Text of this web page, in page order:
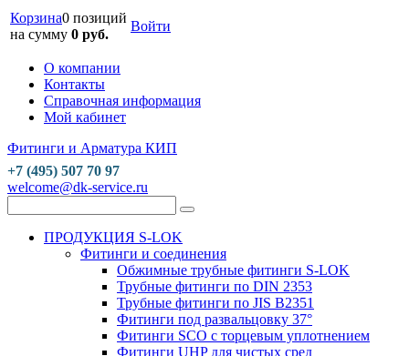
Корзина0 позиций
на сумму 0 руб.
Войти
О компании
Контакты
Справочная информация
Мой кабинет
Фитинги и Арматура КИП
+7 (495) 507 70 97
welcome@dk-service.ru
ПРОДУКЦИЯ S-LOK
Фитинги и соединения
Обжимные трубные фитинги S-LOK
Трубные фитинги по DIN 2353
Трубные фитинги по JIS B2351
Фитинги под развальцовку 37°
Фитинги SCO с торцевым уплотнением
Фитинги UHP для чистых сред